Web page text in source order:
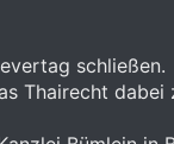
schließen.
Thairecht dabei